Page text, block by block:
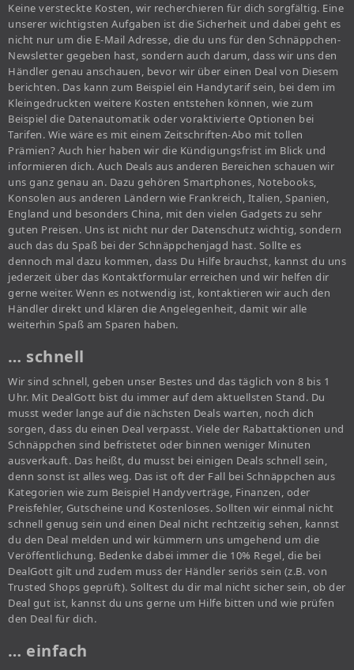
Keine versteckte Kosten, wir recherchieren für dich sorgfältig. Eine
unserer wichtigsten Aufgaben ist die Sicherheit und dabei geht es
nicht nur um die E-Mail Adresse, die du uns für den Schnäppchen-
Newsletter gegeben hast, sondern auch darum, dass wir uns den
Händler genau anschauen, bevor wir über einen Deal von Diesem
berichten. Das kann zum Beispiel ein Handytarif sein, bei dem im
Kleingedruckten weitere Kosten entstehen können, wie zum
Beispiel die Datenautomatik oder voraktivierte Optionen bei
Tarifen. Wie wäre es mit einem Zeitschriften-Abo mit tollen
Prämien? Auch hier haben wir die Kündigungsfrist im Blick und
informieren dich. Auch Deals aus anderen Bereichen schauen wir
uns ganz genau an. Dazu gehören Smartphones, Notebooks,
Konsolen aus anderen Ländern wie Frankreich, Italien, Spanien,
England und besonders China, mit den vielen Gadgets zu sehr
guten Preisen. Uns ist nicht nur der Datenschutz wichtig, sondern
auch das du Spaß bei der Schnäppchenjagd hast. Sollte es
dennoch mal dazu kommen, dass Du Hilfe brauchst, kannst du uns
jederzeit über das Kontaktformular erreichen und wir helfen dir
gerne weiter. Wenn es notwendig ist, kontaktieren wir auch den
Händler direkt und klären die Angelegenheit, damit wir alle
weiterhin Spaß am Sparen haben.
… schnell
Wir sind schnell, geben unser Bestes und das täglich von 8 bis 1
Uhr. Mit DealGott bist du immer auf dem aktuellsten Stand. Du
musst weder lange auf die nächsten Deals warten, noch dich
sorgen, dass du einen Deal verpasst. Viele der Rabattaktionen und
Schnäppchen sind befristetet oder binnen weniger Minuten
ausverkauft. Das heißt, du musst bei einigen Deals schnell sein,
denn sonst ist alles weg. Das ist oft der Fall bei Schnäppchen aus
Kategorien wie zum Beispiel Handyverträge, Finanzen, oder
Preisfehler, Gutscheine und Kostenloses. Sollten wir einmal nicht
schnell genug sein und einen Deal nicht rechtzeitig sehen, kannst
du den Deal melden und wir kümmern uns umgehend um die
Veröffentlichung. Bedenke dabei immer die 10% Regel, die bei
DealGott gilt und zudem muss der Händler seriös sein (z.B. von
Trusted Shops geprüft). Solltest du dir mal nicht sicher sein, ob der
Deal gut ist, kannst du uns gerne um Hilfe bitten und wie prüfen
den Deal für dich.
… einfach